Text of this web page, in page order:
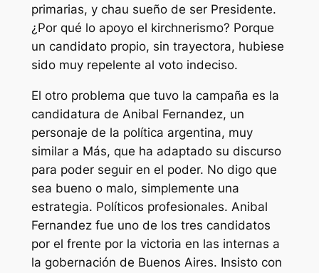
primarias, y chau sueño de ser Presidente.
¿Por qué lo apoyo el kirchnerismo? Porque
un candidato propio, sin trayectora, hubiese
sido muy repelente al voto indeciso.
El otro problema que tuvo la campaña es la
candidatura de Anibal Fernandez, un
personaje de la política argentina, muy
similar a Más, que ha adaptado su discurso
para poder seguir en el poder. No digo que
sea bueno o malo, simplemente una
estrategia. Políticos profesionales. Anibal
Fernandez fue uno de los tres candidatos
por el frente por la victoria en las internas a
la gobernación de Buenos Aires. Insisto con